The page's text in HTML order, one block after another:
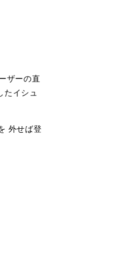
ザーの直
イシュ
外せば登